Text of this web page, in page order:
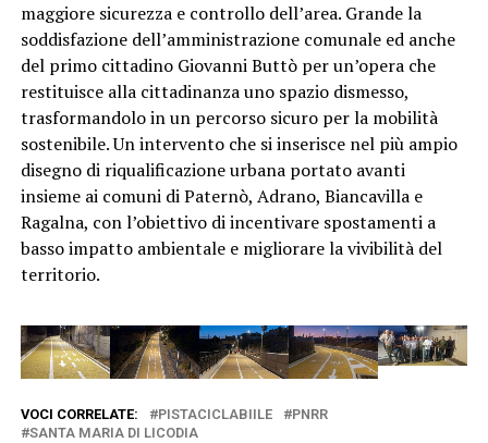
maggiore sicurezza e controllo dell’area. Grande la
soddisfazione dell’amministrazione comunale ed anche
del primo cittadino Giovanni Buttò per un’opera che
restituisce alla cittadinanza uno spazio dismesso,
trasformandolo in un percorso sicuro per la mobilità
sostenibile. Un intervento che si inserisce nel più ampio
disegno di riqualificazione urbana portato avanti
insieme ai comuni di Paternò, Adrano, Biancavilla e
Ragalna, con l’obiettivo di incentivare spostamenti a
basso impatto ambientale e migliorare la vivibilità del
territorio.
VOCI CORRELATE: PISTACICLABIILE
PNRR
SANTA MARIA DI LICODIA